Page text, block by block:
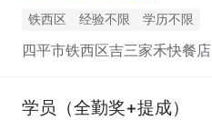
铁西区 经验不限 学历不限
四平市铁西区吉三家禾快餐店
学员（全勤奖+提成）